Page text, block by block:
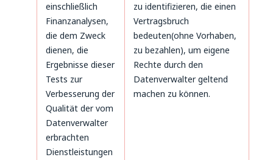
einschließlich
Finanzanalysen,
die dem Zweck
dienen, die
Ergebnisse dieser
Tests zur
Verbesserung der
Qualität der vom
Datenverwalter
erbrachten
Dienstleistungen
zu identifizieren, die einen
Vertragsbruch
bedeuten(ohne Vorhaben,
zu bezahlen), um eigene
Rechte durch den
Datenverwalter geltend
machen zu können.